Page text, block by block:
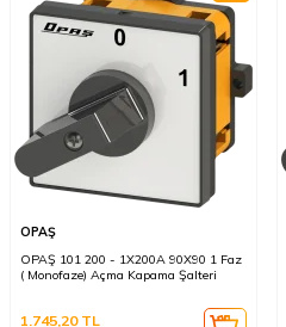
OPAŞ
OPAŞ 101 200 - 1X200A 90X90 1 Faz
( Monofaze) Açma Kapama Şalteri
1.745,20TL